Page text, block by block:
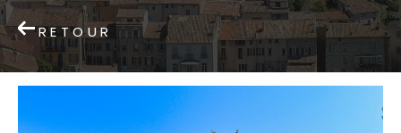
RETOUR
Type d'offre
Acheter
Type de bien